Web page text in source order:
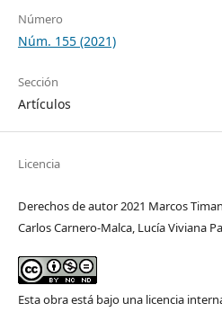
Número
Núm. 155 (2021)
Sección
Artículos
Licencia
Derechos de autor 2021 Marcos
Carlos Carnero-Malca, Lucía Viviana
Esta obra está bajo una licencia